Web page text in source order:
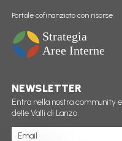
Portale cofinanziato con risorse:
NEWSLETTER
Entra nella nostra community
delle Valli di Lanzo